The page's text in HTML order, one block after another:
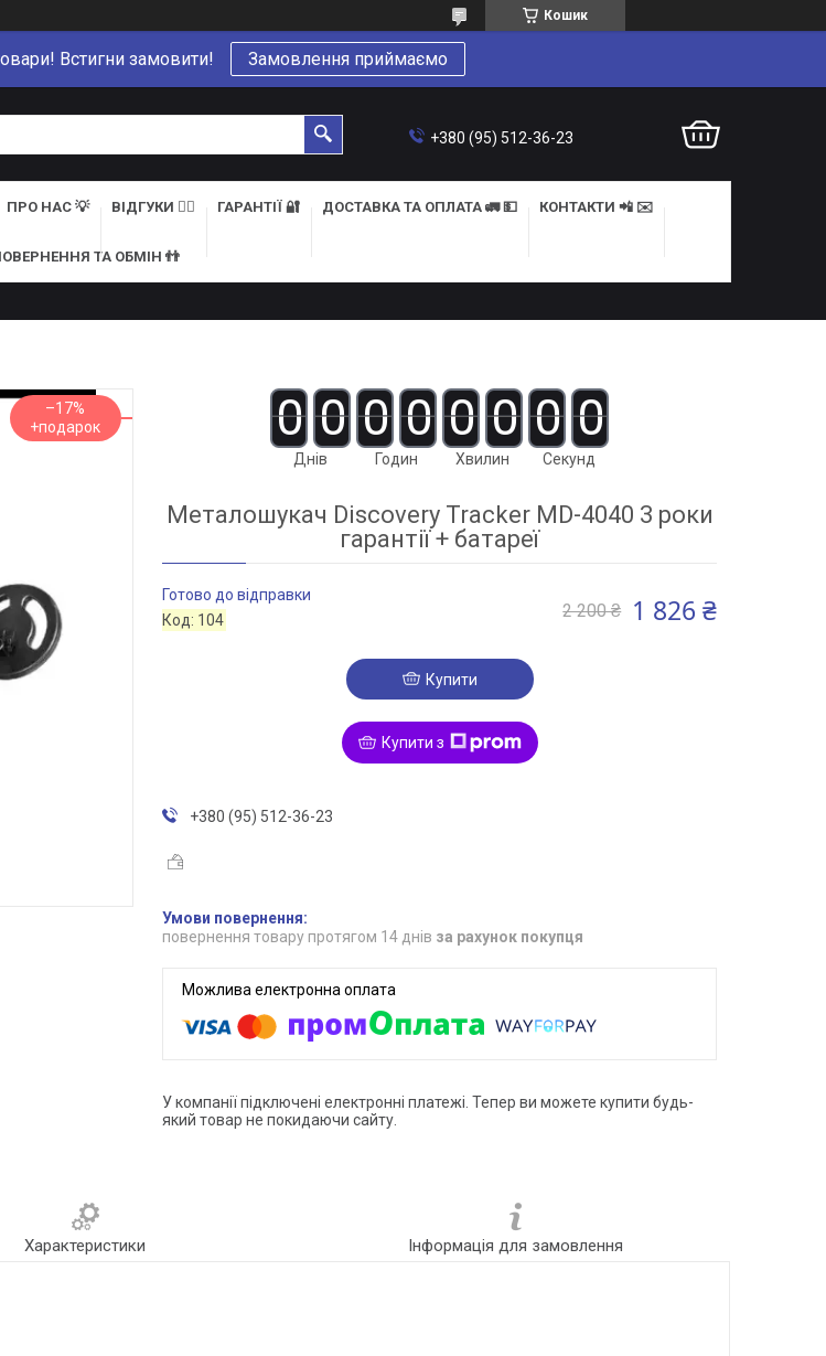
Кошик
Встигни замовити! Замовлення приймаємо
+380 (95) 512-36-23
ПРО НАС 💡 ВІДГУКИ 👍🏻 ГАРАНТІЇ 🔐 ДОСТАВКА ТА ОПЛАТА 🚛 💵 КОНТАКТИ 📲 ✉️
ТА ОБМІН 👬
–17% 0 0
Днів
0 0
Годин
0 0
Хвилин
0 0
Секунд
Металошукач Discovery Tracker MD-4040 3 роки
гарантії + батареї
Готово до відправки
Код: 104 2 200 ₴ 1 826 ₴
Купити
Купити з
+380 (95) 512-36-23
повернення товару протягом 14 днів за рахунок покупця
У компанії підключені електронні платежі. Тепер ви можете купити будь-
який товар не покидаючи сайту.
Характеристики Інформація для замовлення